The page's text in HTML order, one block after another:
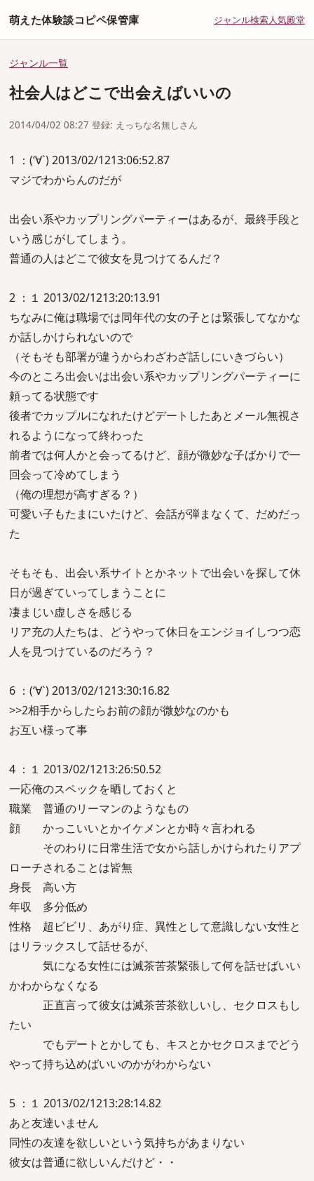
萌えた体験談コピペ保管庫 ジャンル検索人気殿堂
ジャンル一覧
社会人はどこで出会えばいいの
2014/04/02 08:27 登録: えっちな名無しさん
1 ：(‘∀`) 2013/02/1213:06:52.87
マジでわからんのだが
出会い系やカップリングパーティーはあるが、最終手段と
いう感じがしてしまう。
普通の人はどこで彼女を見つけてるんだ？
2 ：１ 2013/02/1213:20:13.91
ちなみに俺は職場では同年代の女の子とは緊張してなかな
か話しかけられないので
（そもそも部署が違うからわざわざ話しにいきづらい）
今のところ出会いは出会い系やカップリングパーティーに
頼ってる状態です
後者でカップルになれたけどデートしたあとメール無視さ
れるようになって終わった
前者では何人かと会ってるけど、顔が微妙な子ばかりで一
回会って冷めてしまう
（俺の理想が高すぎる？）
可愛い子もたまにいたけど、会話が弾まなくて、だめだっ
た
そもそも、出会い系サイトとかネットで出会いを探して休
日が過ぎていってしまうことに
凄まじい虚しさを感じる
リア充の人たちは、どうやって休日をエンジョイしつつ恋
人を見つけているのだろう？
6 ：(‘∀`) 2013/02/1213:30:16.82
>>2相手からしたらお前の顔が微妙なのかも
お互い様って事
4 ：１ 2013/02/1213:26:50.52
一応俺のスペックを晒しておくと
職業 普通のリーマンのようなもの
顔 かっこいいとかイケメンとか時々言われる
そのわりに日常生活で女から話しかけられたりアプ
ローチされることは皆無
身長 高い方
年収 多分低め
性格 超ビビリ、あがり症、異性として意識しない女性と
はリラックスして話せるが、
気になる女性には滅茶苦茶緊張して何を話せばいい
かわからなくなる
正直言って彼女は滅茶苦茶欲しいし、セクロスもし
たい
でもデートとかしても、キスとかセクロスまでどう
やって持ち込めばいいのかがわからない
5 ：１ 2013/02/1213:28:14.82
あと友達いません
同性の友達を欲しいという気持ちがあまりない
彼女は普通に欲しいんだけど・・